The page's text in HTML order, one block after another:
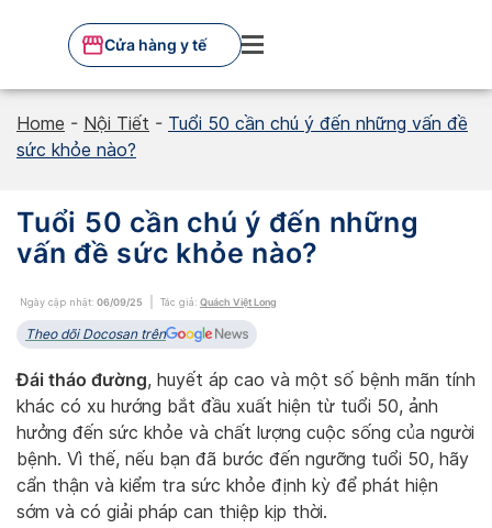
Cửa hàng y tế
Home - Nội Tiết - Tuổi 50 cần chú ý đến những vấn đề
sức khỏe nào?
Tuổi 50 cần chú ý đến những
vấn đề sức khỏe nào?
Ngày cập nhật: 06/09/25 Tác giả: Quách Việt Long
Theo dõi Docosan trên
Đái tháo đường, huyết áp cao và một số bệnh mãn tính
khác có xu hướng bắt đầu xuất hiện từ tuổi 50, ảnh
hưởng đến sức khỏe và chất lượng cuộc sống của người
bệnh. Vì thế, nếu bạn đã bước đến ngưỡng tuổi 50, hãy
cẩn thận và kiểm tra sức khỏe định kỳ để phát hiện
sớm và có giải pháp can thiệp kịp thời.